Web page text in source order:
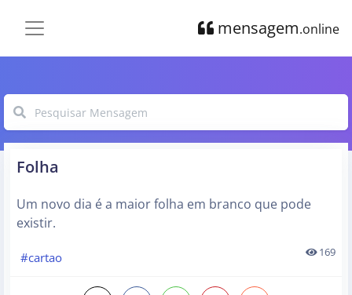
mensagem.online
Folha
Um novo dia é a maior folha em branco que pode
existir.
#cartao 169